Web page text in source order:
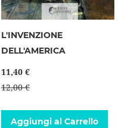
L'INVENZIONE
DELL'AMERICA
11,40 €
12,00 €
Aggiungi al Carrello